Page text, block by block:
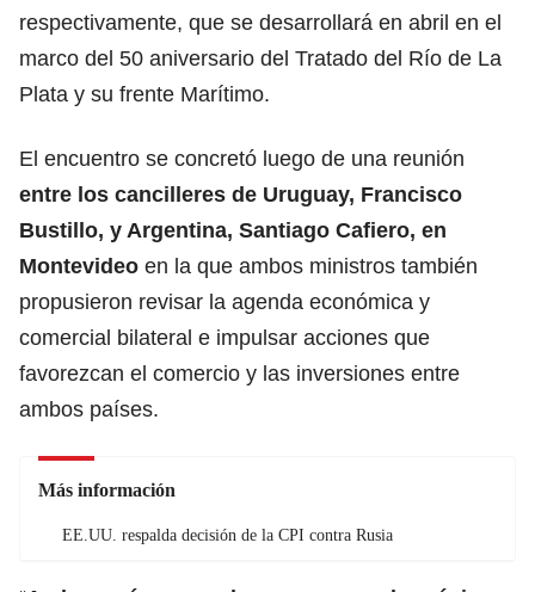
respectivamente, que se desarrollará en abril en el
marco del 50 aniversario del Tratado del Río de La
Plata y su frente Marítimo.
El encuentro se concretó luego de una reunión
entre los cancilleres de Uruguay, Francisco
Bustillo, y Argentina, Santiago Cafiero, en
Montevideo en la que ambos ministros también
propusieron revisar la agenda económica y
comercial bilateral e impulsar acciones que
favorezcan el comercio y las inversiones entre
ambos países.
Más información
EE.UU. respalda decisión de la CPI contra Rusia